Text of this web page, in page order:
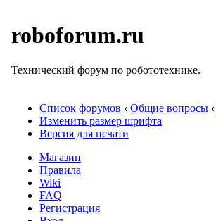
roboforum.ru
Технический форум по робототехнике.
Список форумов ‹ Общие вопросы ‹
Изменить размер шрифта
Версия для печати
Магазин
Правила
Wiki
FAQ
Регистрация